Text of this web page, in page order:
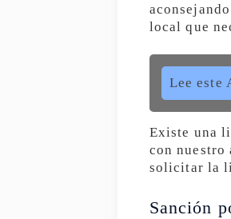
local que
Lee este
Existe una
con nuestro
solicitar la
Sanción